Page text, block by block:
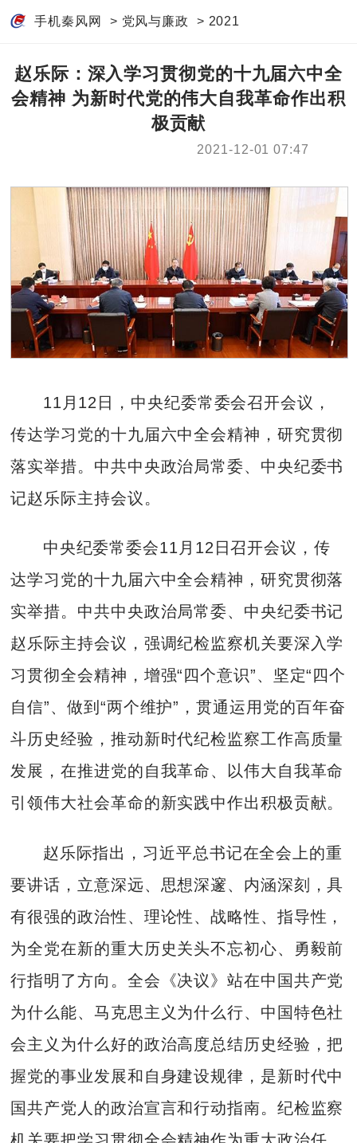
手机秦风网 > 党风与廉政 > 2021
赵乐际：深入学习贯彻党的十九届六中全
会精神 为新时代党的伟大自我革命作出积
极贡献
2021-12-01 07:47
11月12日，中央纪委常委会召开会议，
传达学习党的十九届六中全会精神，研究贯彻
落实举措。中共中央政治局常委、中央纪委书
记赵乐际主持会议。
中央纪委常委会11月12日召开会议，传
达学习党的十九届六中全会精神，研究贯彻落
实举措。中共中央政治局常委、中央纪委书记
赵乐际主持会议，强调纪检监察机关要深入学
习贯彻全会精神，增强“四个意识”、坚定“四个
自信”、做到“两个维护”，贯通运用党的百年奋
斗历史经验，推动新时代纪检监察工作高质量
发展，在推进党的自我革命、以伟大自我革命
引领伟大社会革命的新实践中作出积极贡献。
赵乐际指出，习近平总书记在全会上的重
要讲话，立意深远、思想深邃、内涵深刻，具
有很强的政治性、理论性、战略性、指导性，
为全党在新的重大历史关头不忘初心、勇毅前
行指明了方向。全会《决议》站在中国共产党
为什么能、马克思主义为什么行、中国特色社
会主义为什么好的政治高度总结历史经验，把
握党的事业发展和自身建设规律，是新时代中
国共产党人的政治宣言和行动指南。纪检监察